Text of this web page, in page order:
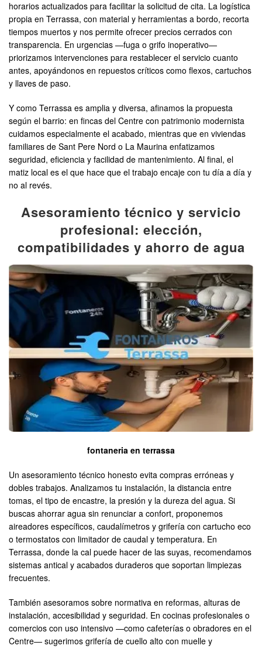
horarios actualizados para facilitar la solicitud de cita. La logística
propia en Terrassa, con material y herramientas a bordo, recorta
tiempos muertos y nos permite ofrecer precios cerrados con
transparencia. En urgencias —fuga o grifo inoperativo—
priorizamos intervenciones para restablecer el servicio cuanto
antes, apoyándonos en repuestos críticos como flexos, cartuchos
y llaves de paso.
Y como Terrassa es amplia y diversa, afinamos la propuesta
según el barrio: en fincas del Centre con patrimonio modernista
cuidamos especialmente el acabado, mientras que en viviendas
familiares de Sant Pere Nord o La Maurina enfatizamos
seguridad, eficiencia y facilidad de mantenimiento. Al final, el
matiz local es el que hace que el trabajo encaje con tu día a día y
no al revés.
Asesoramiento técnico y servicio
profesional: elección,
compatibilidades y ahorro de agua
fontaneria en terrassa
Un asesoramiento técnico honesto evita compras erróneas y
dobles trabajos. Analizamos tu instalación, la distancia entre
tomas, el tipo de encastre, la presión y la dureza del agua. Si
buscas ahorrar agua sin renunciar a confort, proponemos
aireadores específicos, caudalímetros y grifería con cartucho eco
o termostatos con limitador de caudal y temperatura. En
Terrassa, donde la cal puede hacer de las suyas, recomendamos
sistemas antical y acabados duraderos que soportan limpiezas
frecuentes.
También asesoramos sobre normativa en reformas, alturas de
instalación, accesibilidad y seguridad. En cocinas profesionales o
comercios con uso intensivo —como cafeterías o obradores en el
Centre— sugerimos grifería de cuello alto con muelle y